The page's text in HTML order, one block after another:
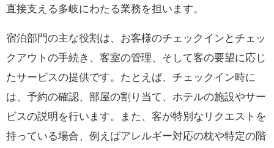
直接支える多岐にわたる業務を担います。
宿泊部門の主な役割は、お客様のチェックインとチェッ
クアウトの手続き、客室の管理、そして客の要望に応じ
たサービスの提供です。たとえば、チェックイン時に
は、予約の確認、部屋の割り当て、ホテルの施設やサー
ビスの説明を行います。また、客が特別なリクエストを
持っている場合、例えばアレルギー対応の枕や特定の階